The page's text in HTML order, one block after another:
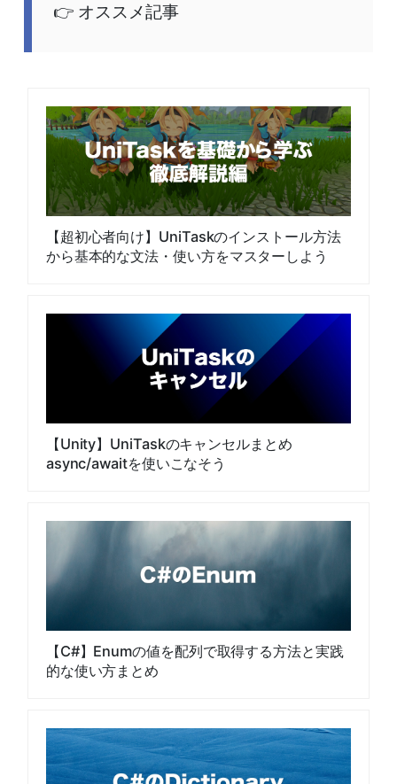
オススメ記事
【超初心者向け】UniTaskのインストール方法
から基本的な文法・使い方をマスターしよう
【Unity】UniTaskのキャンセルまとめ
async/awaitを使いこなそう
【C#】Enumの値を配列で取得する方法と実践
的な使い方まとめ